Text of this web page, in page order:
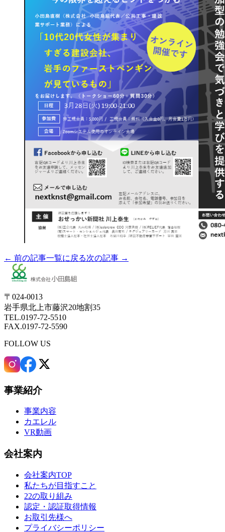
← 前の記事一覧に戻る次の記事 →
〒024-0013
岩手県北上市藤沢20地割35
TEL.0197-72-5510
FAX.0197-72-5590
FOLLOW US
事業紹介
事業内容
カエレル
VR動画
会社案内
会社案内TOP
私たちが目指すこと
22の取り組み
認定・認証取得情報
お取引先様へ
プライバシーポリシー